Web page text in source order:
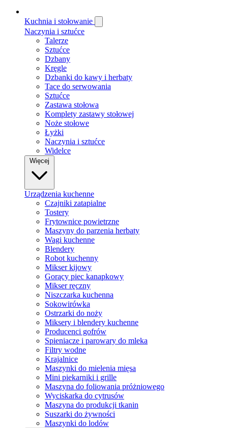
Kuchnia i stołowanie
Naczynia i sztućce
Talerze
Sztućce
Dzbany
Kręgle
Dzbanki do kawy i herbaty
Tace do serwowania
Sztućce
Zastawa stołowa
Komplety zastawy stołowej
Noże stołowe
Łyżki
Naczynia i sztućce
Widelce
Urządzenia kuchenne
Czajniki zatapialne
Tostery
Frytownice powietrzne
Maszyny do parzenia herbaty
Wagi kuchenne
Blendery
Robot kuchenny
Mikser kijowy
Gorący piec kanapkowy
Mikser ręczny
Niszczarka kuchenna
Sokowirówka
Ostrzarki do noży
Miksery i blendery kuchenne
Producenci gofrów
Spieniacze i parowary do mleka
Filtry wodne
Krajalnice
Maszynki do mielenia mięsa
Mini piekarniki i grille
Maszyna do foliowania próżniowego
Wyciskarka do cytrusów
Maszyna do produkcji tkanin
Suszarki do żywności
Maszynki do lodów